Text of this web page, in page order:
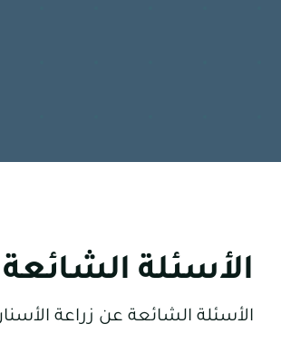
الأسئلة الشائعة
الأسئلة الشائعة عن زراعة